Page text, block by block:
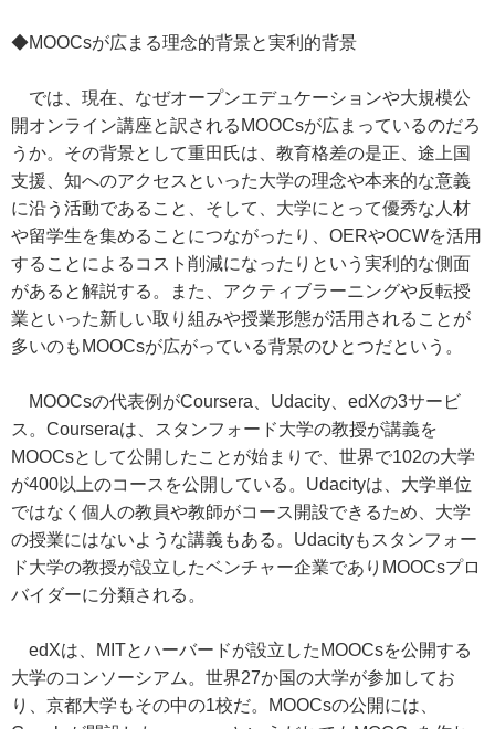
◆MOOCsが広まる理念的背景と実利的背景
では、現在、なぜオープンエデュケーションや大規模公
開オンライン講座と訳されるMOOCsが広まっているのだろ
うか。その背景として重田氏は、教育格差の是正、途上国
支援、知へのアクセスといった大学の理念や本来的な意義
に沿う活動であること、そして、大学にとって優秀な人材
や留学生を集めることにつながったり、OERやOCWを活用
することによるコスト削減になったりという実利的な側面
があると解説する。また、アクティブラーニングや反転授
業といった新しい取り組みや授業形態が活用されることが
多いのもMOOCsが広がっている背景のひとつだという。
MOOCsの代表例がCoursera、Udacity、edXの3サービ
ス。Courseraは、スタンフォード大学の教授が講義を
MOOCsとして公開したことが始まりで、世界で102の大学
が400以上のコースを公開している。Udacityは、大学単位
ではなく個人の教員や教師がコース開設できるため、大学
の授業にはないような講義もある。Udacityもスタンフォー
ド大学の教授が設立したベンチャー企業でありMOOCsプロ
バイダーに分類される。
edXは、MITとハーバードが設立したMOOCsを公開する
大学のコンソーシアム。世界27か国の大学が参加してお
り、京都大学もその中の1校だ。MOOCsの公開には、